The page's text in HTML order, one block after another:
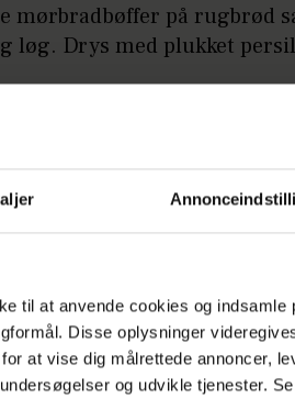
til at anvende cookies og indsamle
Disse oplysninger
at vise dig målrettede annoncer,
og udvikle tjenester.
mørbradbøffer på rugbrød
løg. Drys med plukket
jordbær